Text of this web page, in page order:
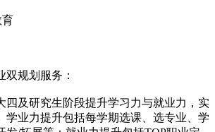
育
规划服务：
四及研究生阶段提升学习力与就业力，实
学业力提升包括每学期选课、选专业、学